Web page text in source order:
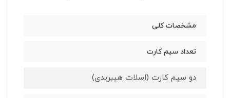
مشخصات کلی
تعداد سیم کارت
دو سیم کارت (اسلات هیبریدی)